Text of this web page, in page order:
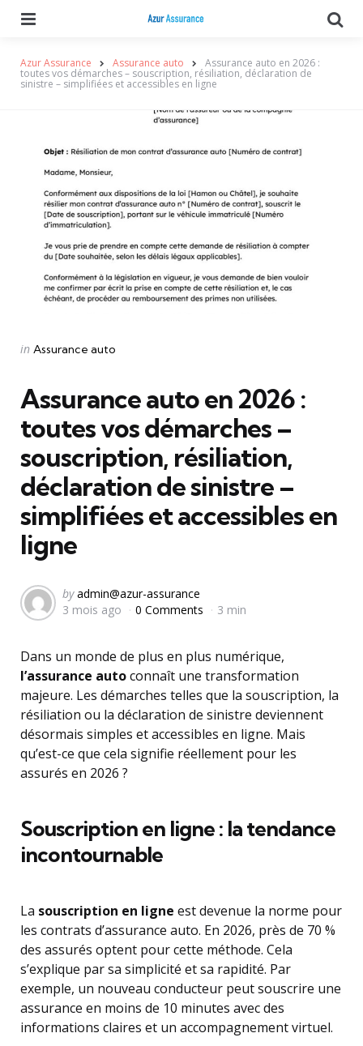
Azur Assurance Assurance auto Assurance auto en 2026 :
toutes vos démarches – souscription, résiliation, déclaration de
sinistre – simplifiées et accessibles en ligne
Categories
Posted
in Assurance auto
Assurance auto en 2026 :
toutes vos démarches –
souscription, résiliation,
déclaration de sinistre –
simplifiées et accessibles en
ligne
Posted
by
by admin@azur-assurance
3 mois ago
0 Comments 3 min
Dans un monde de plus en plus numérique,
l’assurance autoconnaît une transformation
majeure. Les démarches telles que la souscription, la
résiliation ou la déclaration de sinistre deviennent
désormais simples et accessibles en ligne. Mais
qu’est-ce que cela signifie réellement pour les
assurés en 2026 ?
Souscription en ligne : la tendance
incontournable
La souscription en ligne est devenue la norme pour
les contrats d’assurance auto. En 2026, près de 70 %
des assurés optent pour cette méthode. Cela
s’explique par sa simplicité et sa rapidité. Par
exemple, un nouveau conducteur peut souscrire une
assurance en moins de 10 minutes avec des
informations claires et un accompagnement virtuel.